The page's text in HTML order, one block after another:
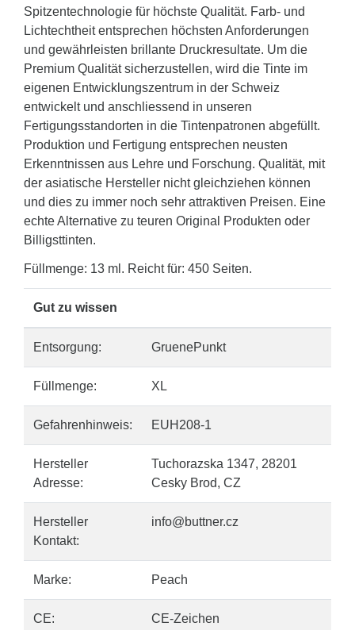
Spitzentechnologie für höchste Qualität. Farb- und
Lichtechtheit entsprechen höchsten Anforderungen
und gewährleisten brillante Druckresultate. Um die
Premium Qualität sicherzustellen, wird die Tinte im
eigenen Entwicklungszentrum in der Schweiz
entwickelt und anschliessend in unseren
Fertigungsstandorten in die Tintenpatronen abgefüllt.
Produktion und Fertigung entsprechen neusten
Erkenntnissen aus Lehre und Forschung. Qualität, mit
der asiatische Hersteller nicht gleichziehen können
und dies zu immer noch sehr attraktiven Preisen. Eine
echte Alternative zu teuren Original Produkten oder
Billigsttinten.
Füllmenge: 13 ml. Reicht für: 450 Seiten.
Gut zu wissen
Entsorgung: GruenePunkt
Füllmenge: XL
Gefahrenhinweis: EUH208-1
Hersteller
Adresse:
Tuchorazska 1347, 28201
Cesky Brod, CZ
Hersteller
Kontakt:
info@buttner.cz
Marke: Peach
CE: CE-Zeichen